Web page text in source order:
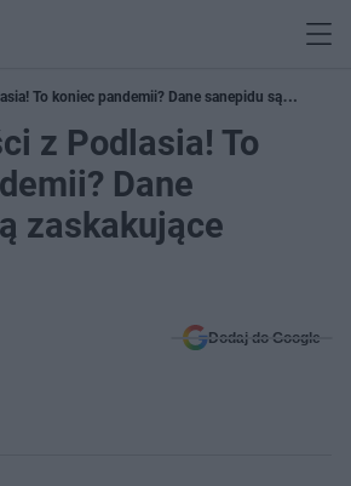
To koniec pandemii? Dane sanepidu są
z Podlasia! To
Dane
zaskakujące
Dodaj do Google